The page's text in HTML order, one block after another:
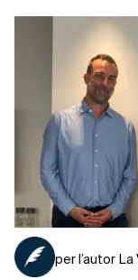
per l’autor La